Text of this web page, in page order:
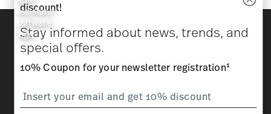
Beauty & functionality for your home
Homepage General terms and conditions
Privacy
discount!
Stay informed about news, trends, and
special offers.
10% Coupon for your newsletter registration1